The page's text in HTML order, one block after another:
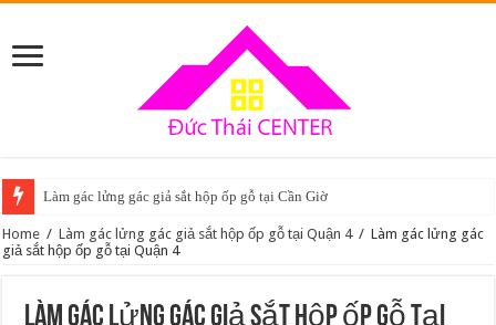
Làm gác lửng gác giả sắt hộp ốp gỗ tại Cần Giờ
Home / Làm gác lửng gác giả sắt hộp ốp gỗ tại Quận 4 / Làm gác lửng gác
giả sắt hộp ốp gỗ tại Quận 4
Làm gác lửng gác giả sắt hộp ốp gỗ tại